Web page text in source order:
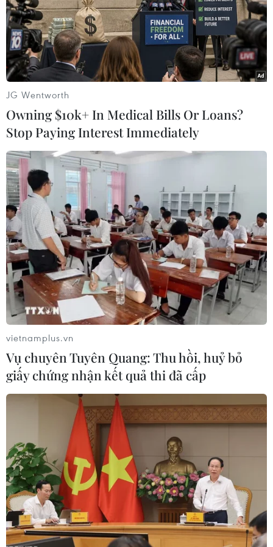
G7 để ngỏ giải pháp ngoại giao cho vấn đề
hạt nhân Iran
18/04/2023 09:50
Thông cáo của các ngoại trưởng G7 cho biết đã ghi
nhận ý định của Iran cho phép IAEA tiến hành hoạt
động thanh sát và tạo điều kiện cho IAEA tiếp cận ba cơ
sở hạt nhân tại nước này.
G7 thống nhất trong cách thức tiếp cận
các vấn đề quốc tế cấp bách
18/04/2023 12:16
Các nước G7 tái khẳng định cam kết cùng nhau giải
JG Wentworth
Owning $10k+ In Medical Bills Or Loans?
Stop Paying Interest Immediately
vietnamplus.vn
Vụ chuyên Tuyên Quang: Thu hồi, huỷ bỏ
giấy chứng nhận kết quả thi đã cấp